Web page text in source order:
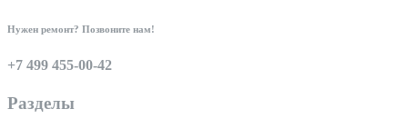
Нужен ремонт? Позвоните нам!
+7 499 455-00-42
Разделы